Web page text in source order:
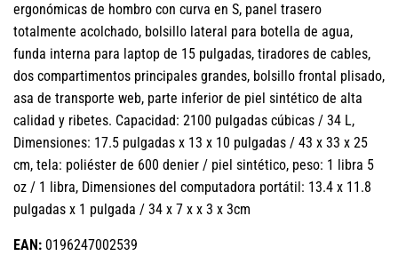
ergonómicas de hombro con curva en S, panel trasero
totalmente acolchado, bolsillo lateral para botella de agua,
funda interna para laptop de 15 pulgadas, tiradores de cables,
dos compartimentos principales grandes, bolsillo frontal plisado,
asa de transporte web, parte inferior de piel sintético de alta
calidad y ribetes. Capacidad: 2100 pulgadas cúbicas / 34 L,
Dimensiones: 17.5 pulgadas x 13 x 10 pulgadas / 43 x 33 x 25
cm, tela: poliéster de 600 denier / piel sintético, peso: 1 libra 5
oz / 1 libra, Dimensiones del computadora portátil: 13.4 x 11.8
pulgadas x 1 pulgada / 34 x 7 x x 3 x 3cm
EAN: 0196247002539